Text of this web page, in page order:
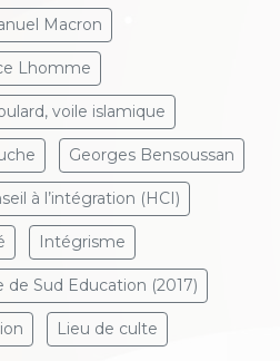
Macron
Lhomme
voile islamique
Georges Bensoussan
à l’intégration (HCI)
Intégrisme
de Sud Education (2017)
Lieu de culte